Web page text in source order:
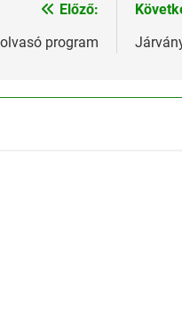
Előző:
program